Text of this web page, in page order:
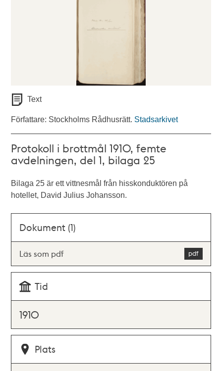
Text
Författare: Stockholms Rådhusrätt. Stadsarkivet
Protokoll i brottmål 1910, femte
avdelningen, del 1, bilaga 25
Bilaga 25 är ett vittnesmål från hisskonduktören på
hotellet, David Julius Johansson.
Dokument (1)
Läs som pdf
Tid
1910
Plats